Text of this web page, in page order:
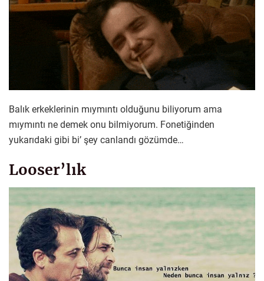
Balık erkeklerinin mıymıntı olduğunu biliyorum ama
mıymıntı ne demek onu bilmiyorum. Fonetiğinden
yukarıdaki gibi bi’ şey canlandı gözümde…
Looser’lık